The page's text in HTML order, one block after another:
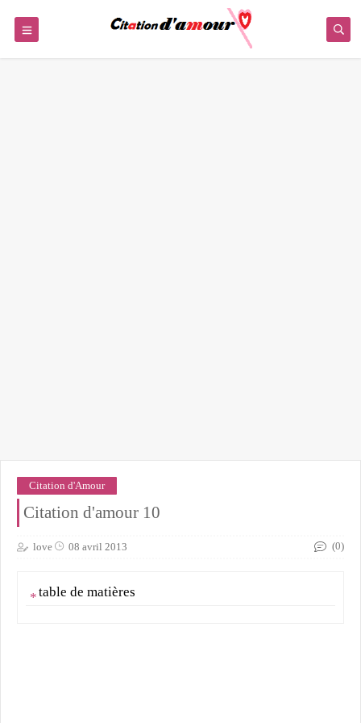
Citation d'Amour
Citation d'amour 10
love 08 avril 2013 (0)
table de matières